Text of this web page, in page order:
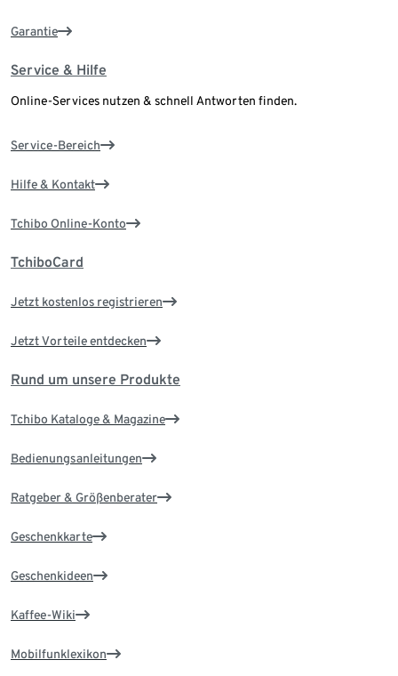
Garantie
Service & Hilfe
Online-Services nutzen & schnell Antworten finden.
Service-Bereich
Hilfe & Kontakt
Tchibo Online-Konto
TchiboCard
Jetzt kostenlos registrieren
Jetzt Vorteile entdecken
Rund um unsere Produkte
Tchibo Kataloge & Magazine
Bedienungsanleitungen
Ratgeber & Größenberater
Geschenkkarte
Geschenkideen
Kaffee-Wiki
Mobilfunklexikon